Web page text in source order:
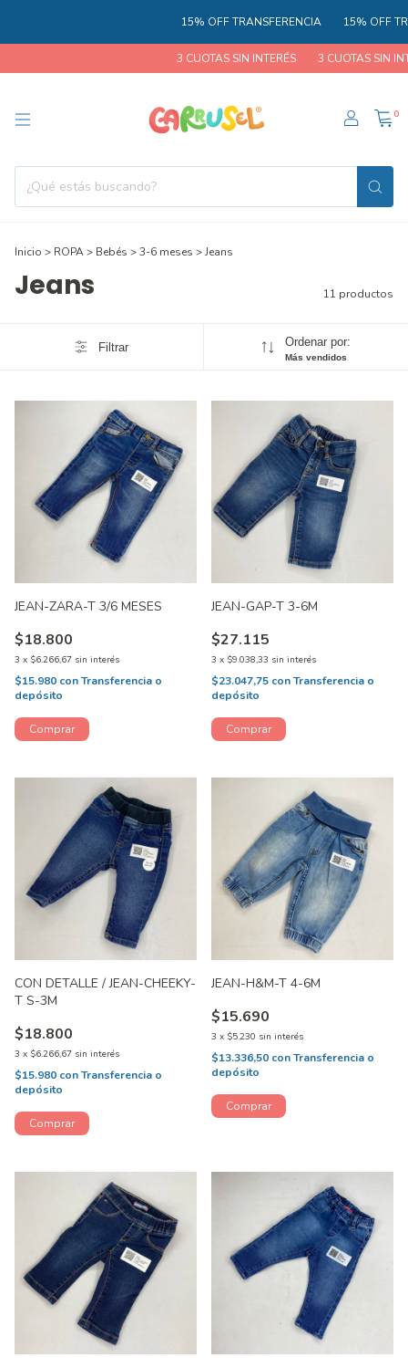
15% OFF TRANSFERENCIA 15% OFF
3 CUOTAS SIN INTERÉS 3 CUOTAS SIN
0
Inicio > ROPA> Bebés >3-6 meses >Jeans
Jeans 11 productos
Filtrar Ordenar por:
Más vendidos
JEAN-ZARA-T 3/6 MESES
$18.800
3 x $6.266,67 sin interés
$15.980 conTransferencia o
depósito
JEAN-GAP-T 3-6M
$27.115
3 x $9.038,33 sin interés
$23.047,75 conTransferencia o
depósito
CON DETALLE / JEAN-CHEEKY-
T S-3M
$18.800
3 x $6.266,67 sin interés
$15.980 conTransferencia o
depósito
JEAN-H&M-T 4-6M
$15.690
3 x $5.230 sin interés
$13.336,50 conTransferencia o
depósito